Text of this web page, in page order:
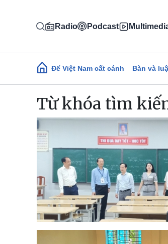
Radio Podcast
Main navigation
Để Việt Nam cất cánh Bàn và
Từ khóa tìm